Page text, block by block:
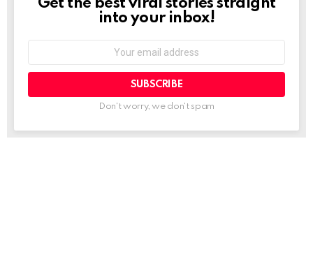
NEWSLETTER
Get the best viral stories straight
into your inbox!
Don't worry, we don't spam